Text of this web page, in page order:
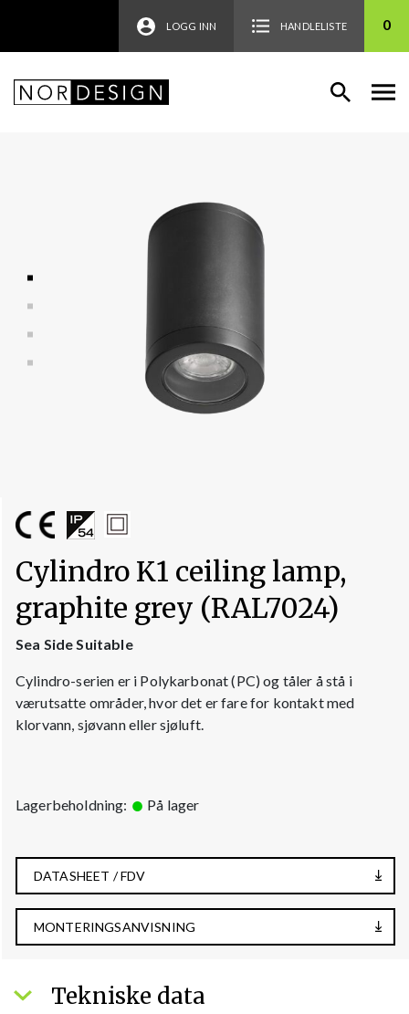
LOGG INN HANDLELISTE 0
Cylindro K1 ceiling lamp,
graphite grey (RAL7024)
Sea Side Suitable
Cylindro-serien er i Polykarbonat (PC) og tåler å stå i
værutsatte områder, hvor det er fare for kontakt med
klorvann, sjøvann eller sjøluft.
Lagerbeholdning: På lager
DATASHEET / FDV
MONTERINGSANVISNING
Tekniske data